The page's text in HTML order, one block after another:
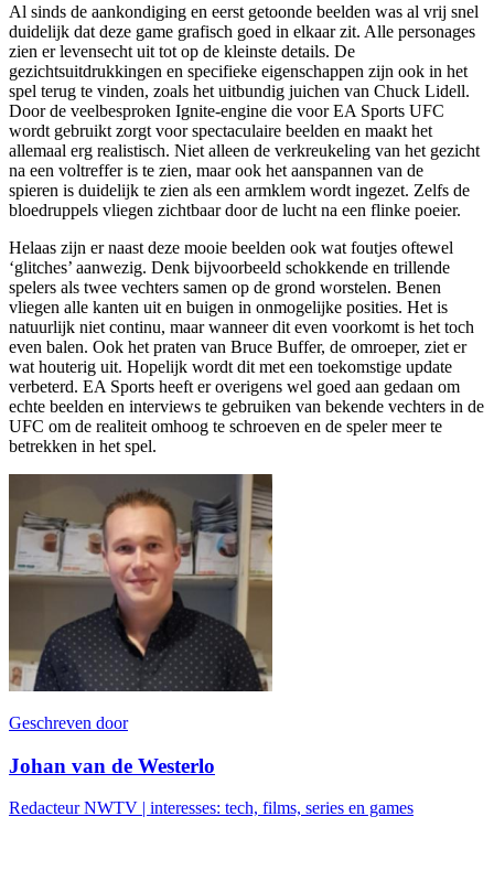
Al sinds de aankondiging en eerst getoonde beelden was al vrij snel
duidelijk dat deze game grafisch goed in elkaar zit. Alle personages
zien er levensecht uit tot op de kleinste details. De
gezichtsuitdrukkingen en specifieke eigenschappen zijn ook in het
spel terug te vinden, zoals het uitbundig juichen van Chuck Lidell.
Door de veelbesproken Ignite-engine die voor EA Sports UFC
wordt gebruikt zorgt voor spectaculaire beelden en maakt het
allemaal erg realistisch. Niet alleen de verkreukeling van het gezicht
na een voltreffer is te zien, maar ook het aanspannen van de
spieren is duidelijk te zien als een armklem wordt ingezet. Zelfs de
bloedruppels vliegen zichtbaar door de lucht na een flinke poeier.
Helaas zijn er naast deze mooie beelden ook wat foutjes oftewel
‘glitches’ aanwezig. Denk bijvoorbeeld schokkende en trillende
spelers als twee vechters samen op de grond worstelen. Benen
vliegen alle kanten uit en buigen in onmogelijke posities. Het is
natuurlijk niet continu, maar wanneer dit even voorkomt is het toch
even balen. Ook het praten van Bruce Buffer, de omroeper, ziet er
wat houterig uit. Hopelijk wordt dit met een toekomstige update
verbeterd. EA Sports heeft er overigens wel goed aan gedaan om
echte beelden en interviews te gebruiken van bekende vechters in de
UFC om de realiteit omhoog te schroeven en de speler meer te
betrekken in het spel.
Geschreven door
Johan van de Westerlo
Redacteur NWTV | interesses: tech, films, series en games